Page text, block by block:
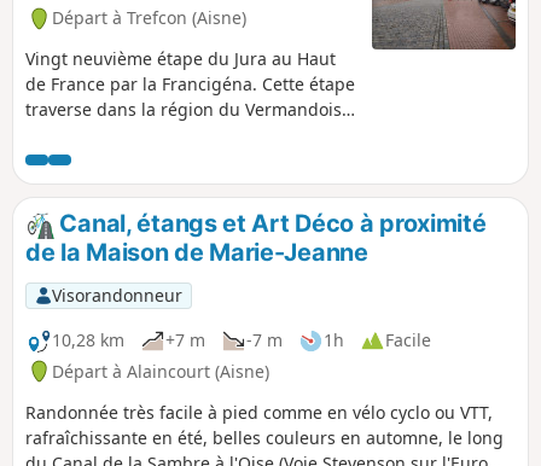
Départ à Trefcon (Aisne)
Vingt neuvième étape du Jura au Haut
de France par la Francigéna. Cette étape
traverse dans la région du Vermandois,
Somme et de l’Aisne, avec un paysage
très agricole, ponctué de petits plans
d’eau aux abords de rivières. À Peronne,
vous quittez la vallée vallonnée de la
Somme pour traverser la plaine d’Artois
au relief relativement plat. La campagne
environnante a souffert des conflits qui
faisaient rage lors de la Première
Guerre mondiale. Les nombreux
cimetières militaires sont là pour en
témoigner.
Canal, étangs et Art Déco à proximité
de la Maison de Marie-Jeanne
Visorandonneur
10,28 km
+7 m -7 m 1h
Facile
Départ à Alaincourt (Aisne)
Randonnée très facile à pied comme en vélo cyclo ou VTT,
rafraîchissante en été, belles couleurs en automne, le long